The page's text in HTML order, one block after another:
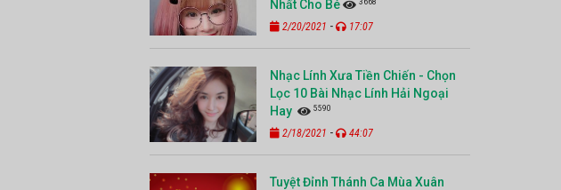
Nhất Cho Bé
2/20/2021 - 17:07
Nhạc Lính Xưa Tiền Chiến - Chọn
Lọc 10 Bài Nhạc Lính Hải Ngoại
Hay
5590
2/18/2021 - 44:07
Tuyệt Đỉnh Thánh Ca Mùa Xuân